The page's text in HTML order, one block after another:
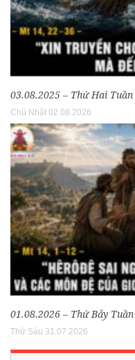
03.08.2025 – Thứ Hai
Chủ Nhật 02.08.2026
01.08.2026 – Thứ Bảy
Thứ Sáu 31.07.2026